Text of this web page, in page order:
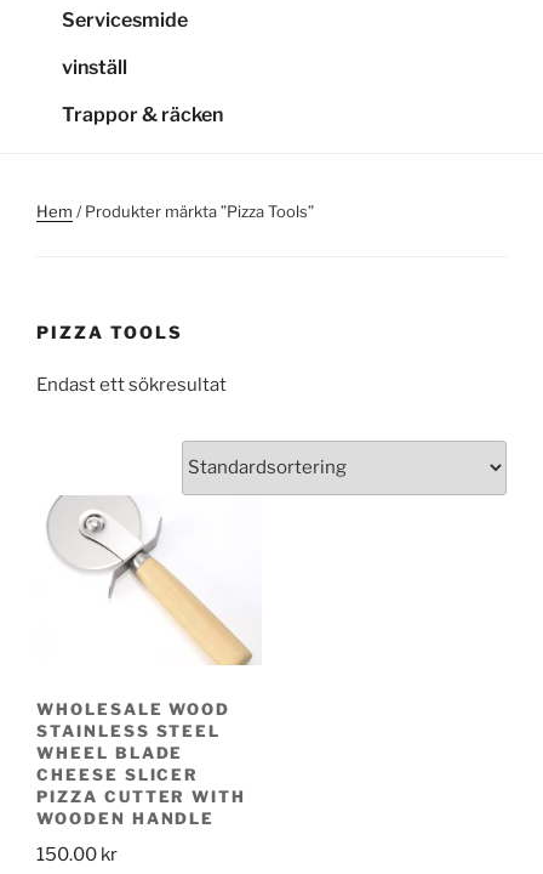
Servicesmide
vinställ
Trappor & räcken
Hem / Produkter märkta ”Pizza Tools”
PIZZA TOOLS
Endast ett sökresultat
WHOLESALE WOOD
STAINLESS STEEL
WHEEL BLADE
CHEESE SLICER
PIZZA CUTTER WITH
WOODEN HANDLE
150.00 kr